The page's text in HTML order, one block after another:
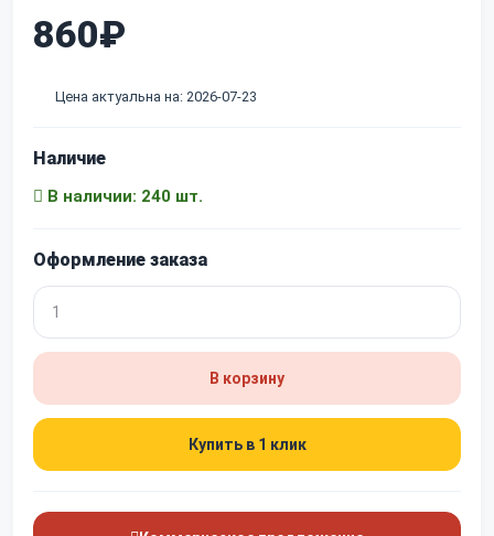
860₽
Цена актуальна на: 2026-07-23
Наличие
В наличии: 240 шт.
Оформление заказа
В корзину
Купить в 1 клик